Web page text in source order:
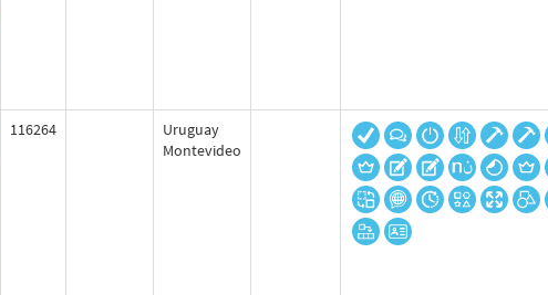
116264
Uruguay
Montevideo